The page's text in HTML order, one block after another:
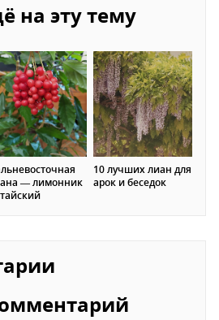
на эту тему
— лимонник
10 лучших лиан для
арок и беседок